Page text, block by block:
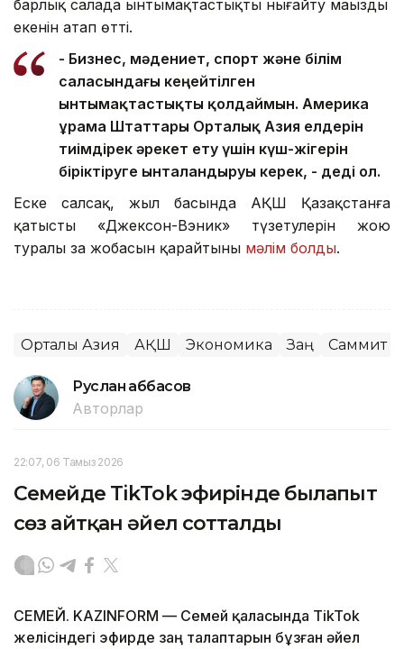
барлық салада ынтымақтастықты нығайту маңызды
екенін атап өтті.
- Бизнес, мәдениет, спорт және білім
саласындағы кеңейтілген
ынтымақтастықты қолдаймын. Америка
Құрама Штаттары Орталық Азия елдерін
тиімдірек әрекет ету үшін күш-жігерін
біріктіруге ынталандыруы керек, - деді ол.
Еске салсақ, жыл басында АҚШ Қазақстанға
қатысты «Джексон-Вэник» түзетулерін жою
туралы заң жобасын қарайтыны мәлім болды.
Орталық Азия АҚШ Экономика Заң Саммит
Руслан Ғаббасов
Авторлар
22:07, 06 Тамыз 2026
Семейде TikTok эфирінде былапыт
сөз айтқан әйел сотталды
СЕМЕЙ. KAZINFORM — Семей қаласында TikTok
желісіндегі эфирде заң талаптарын бұзған әйел